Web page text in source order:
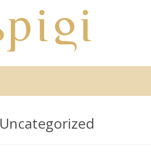
Uncategorized